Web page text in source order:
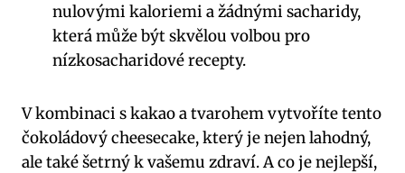
nulovými kaloriemi a žádnými sacharidy,
která ⁤může být skvělou volbou⁤ pro
nízkosacharidové⁤ recepty.
V kombinaci s kakao a tvarohem vytvoříte tento
čokoládový cheesecake, který je nejen lahodný,
ale také šetrný k vašemu zdraví. A​ co je nejlepší,